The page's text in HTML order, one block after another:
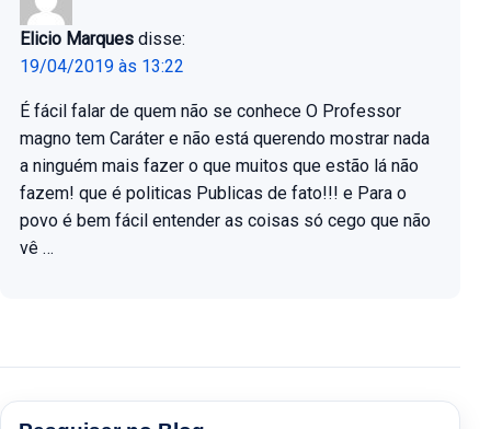
Elicio Marques disse:
19/04/2019 às 13:22
É fácil falar de quem não se conhece O Professor
magno tem Caráter e não está querendo mostrar nada
a ninguém mais fazer o que muitos que estão lá não
fazem! que é politicas Publicas de fato!!! e Para o
povo é bem fácil entender as coisas só cego que não
vê …